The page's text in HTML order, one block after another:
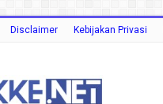
Disclaimer Kebijakan Privasi